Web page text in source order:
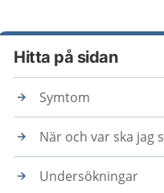
Hitta på sidan
Symtom
När och var ska jag
Undersökningar